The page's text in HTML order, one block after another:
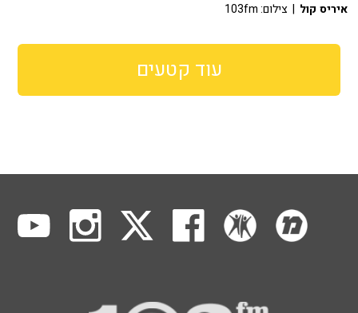
איריס קול | צילום: 103fm
עוד קטעים